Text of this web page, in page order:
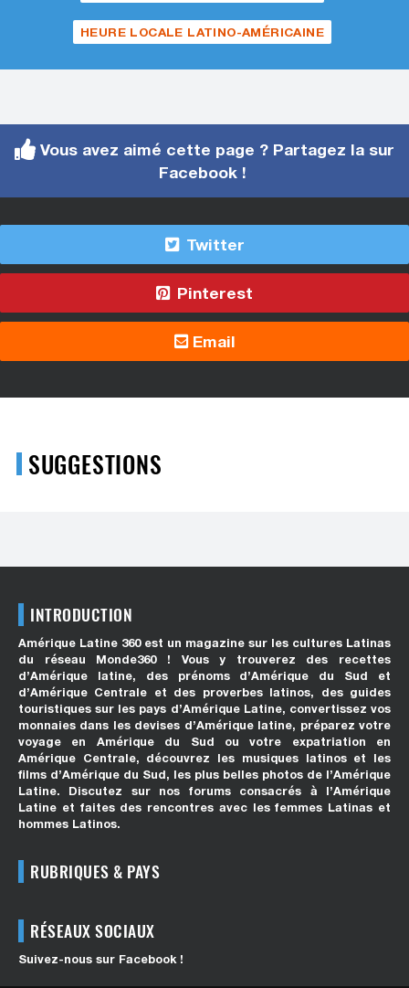
HEURE LOCALE LATINO-AMÉRICAINE
Vous avez aimé cette page ? Partagez la sur
Facebook !
Twitter
Pinterest
Email
SUGGESTIONS
INTRODUCTION
Amérique Latine 360 est un magazine sur les cultures Latinas
du réseau Monde360 ! Vous y trouverez des recettes
d’Amérique latine, des prénoms d’Amérique du Sud et
d’Amérique Centrale et des proverbes latinos, des guides
touristiques sur les pays d’Amérique Latine, convertissez vos
monnaies dans les devises d’Amérique latine, préparez votre
voyage en Amérique du Sud ou votre expatriation en
Amérique Centrale, découvrez les musiques latinos et les
films d’Amérique du Sud, les plus belles photos de l’Amérique
Latine. Discutez sur nos forums consacrés à l’Amérique
Latine et faites des rencontres avec les femmes Latinas et
hommes Latinos.
RUBRIQUES & PAYS
RÉSEAUX SOCIAUX
Suivez-nous sur Facebook !